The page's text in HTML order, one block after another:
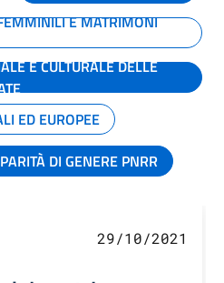
E MATRIMONI
E CULTURALE DELLE
ED EUROPEE
DI GENERE PNRR
29/10/2021